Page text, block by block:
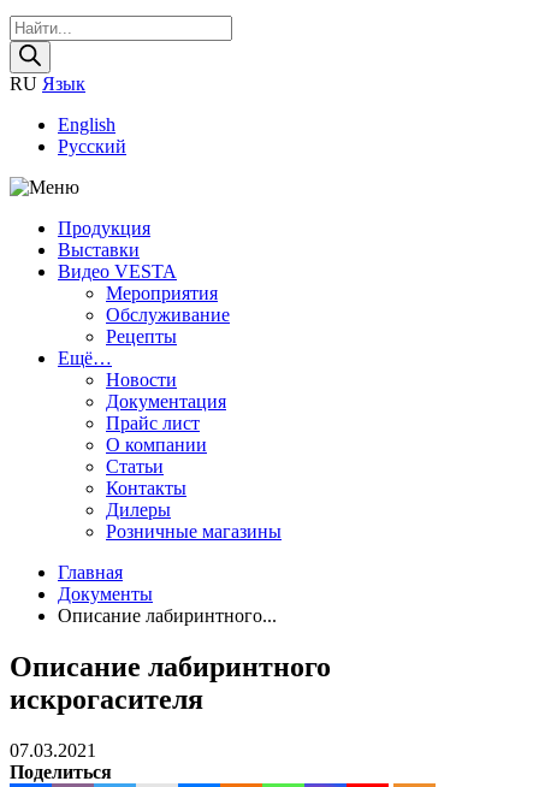
Поиск
товаров
RU Язык
English
Русский
Продукция
Выставки
Видео VESTA
Мероприятия
Обслуживание
Рецепты
Ещё…
Новости
Документация
Прайс лист
О компании
Статьи
Контакты
Дилеры
Розничные магазины
Главная
Документы
Описание лабиринтного...
Описание лабиринтного
искрогасителя
07.03.2021
Поделиться